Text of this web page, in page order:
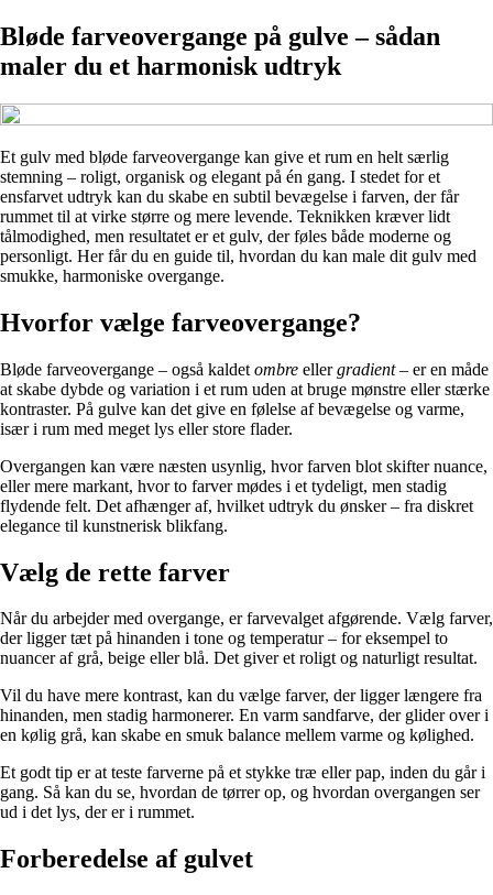
Bløde farveovergange på gulve – sådan
maler du et harmonisk udtryk
Et gulv med bløde farveovergange kan give et rum en helt særlig
stemning – roligt, organisk og elegant på én gang. I stedet for et
ensfarvet udtryk kan du skabe en subtil bevægelse i farven, der får
rummet til at virke større og mere levende. Teknikken kræver lidt
tålmodighed, men resultatet er et gulv, der føles både moderne og
personligt. Her får du en guide til, hvordan du kan male dit gulv med
smukke, harmoniske overgange.
Hvorfor vælge farveovergange?
Bløde farveovergange – også kaldet ombre ellergradient– er en måde
at skabe dybde og variation i et rum uden at bruge mønstre eller stærke
kontraster. På gulve kan det give en følelse af bevægelse og varme,
især i rum med meget lys eller store flader.
Overgangen kan være næsten usynlig, hvor farven blot skifter nuance,
eller mere markant, hvor to farver mødes i et tydeligt, men stadig
flydende felt. Det afhænger af, hvilket udtryk du ønsker – fra diskret
elegance til kunstnerisk blikfang.
Vælg de rette farver
Når du arbejder med overgange, er farvevalget afgørende. Vælg farver,
der ligger tæt på hinanden i tone og temperatur – for eksempel to
nuancer af grå, beige eller blå. Det giver et roligt og naturligt resultat.
Vil du have mere kontrast, kan du vælge farver, der ligger længere fra
hinanden, men stadig harmonerer. En varm sandfarve, der glider over i
en kølig grå, kan skabe en smuk balance mellem varme og kølighed.
Et godt tip er at teste farverne på et stykke træ eller pap, inden du går i
gang. Så kan du se, hvordan de tørrer op, og hvordan overgangen ser
ud i det lys, der er i rummet.
Forberedelse af gulvet